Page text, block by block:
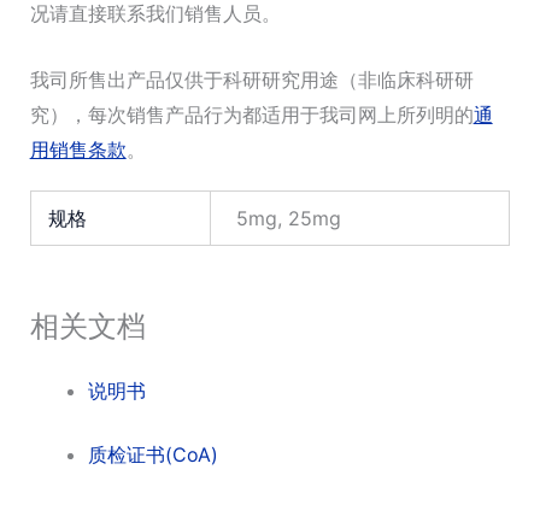
况请直接联系我们销售人员。
我司所售出产品仅供于科研研究用途（非临床科研研
究），每次销售产品行为都适用于我司网上所列明的通
用销售条款。
规格 5mg, 25mg
相关文档
说明书
质检证书(CoA)